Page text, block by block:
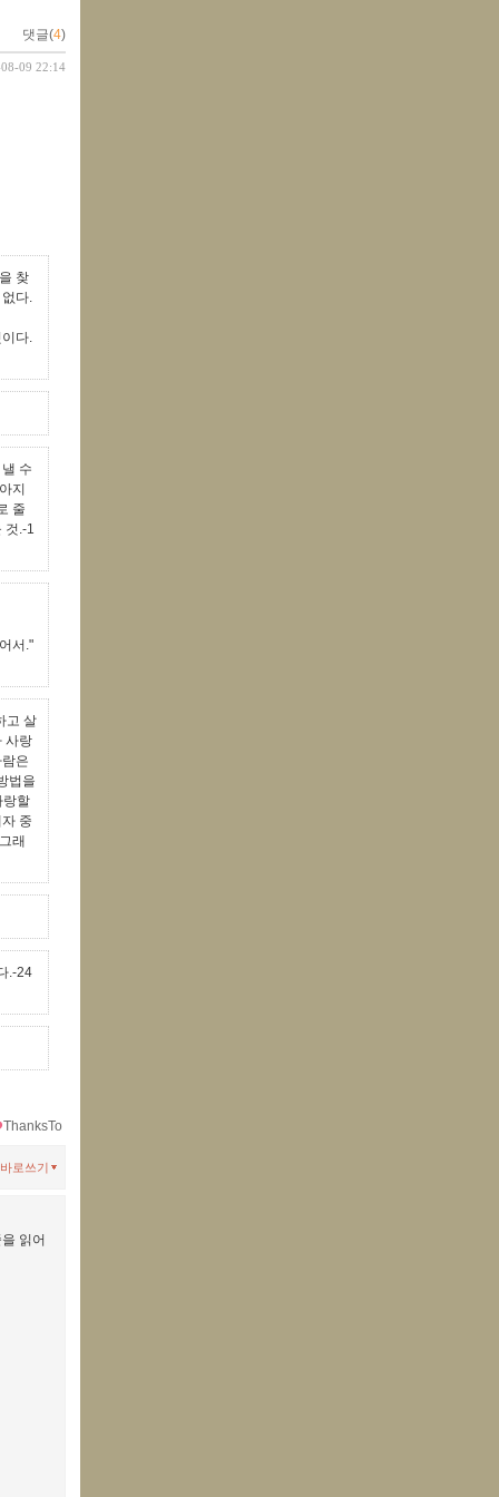
댓글(4)
09 22:14
찾
다.
다.
수
지
줄
것.-1
서."
고 살
사랑
은
법을
랑할
중
래
.-24
ThanksTo
로쓰기
읽어